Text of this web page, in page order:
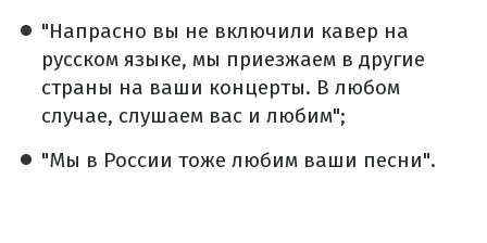
"Напрасно вы не включили кавер на
русском языке, мы приезжаем в другие
страны на ваши концерты. В любом
случае, слушаем вас и любим";
"Мы в России тоже любим ваши песни".